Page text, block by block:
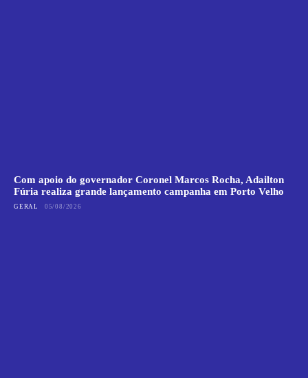
Com apoio do governador Coronel Marcos Rocha, Adailton
Fúria realiza grande lançamento campanha em Porto Velho
GERAL 05/08/2026